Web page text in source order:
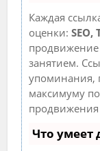
Каждая
оценки:
занятием.
упоминания,
максимуму
продвижения
Что умеет